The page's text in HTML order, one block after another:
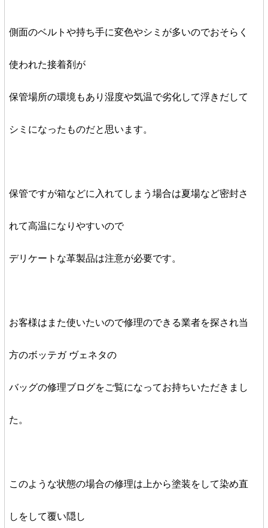
側面のベルトや持ち手に変色やシミが多いのでおそらく
使われた接着剤が
保管場所の環境もあり湿度や気温で劣化して浮きだして
シミになったものだと思います。
保管ですが箱などに入れてしまう場合は夏場など密封さ
れて高温になりやすいので
デリケートな革製品は注意が必要です。
お客様はまた使いたいので修理のできる業者を探され当
方のボッテガ ヴェネタの
バッグの修理ブログをご覧になってお持ちいただきまし
た。
このような状態の場合の修理は上から塗装をして染め直
しをして覆い隠し